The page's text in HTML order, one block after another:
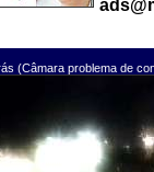
(Câmara problema de